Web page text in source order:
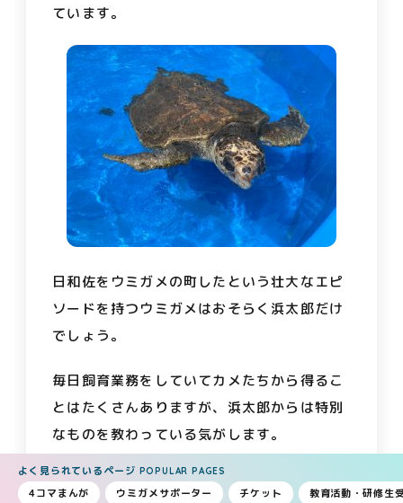
よく見られているページ POPULAR PAGES
4コマまんが ウミガメサポーター チケット 教育活動・研修生
ています。
日和佐をウミガメの町したという壮大なエピ
ソードを持つウミガメはおそらく浜太郎だけ
でしょう。
毎日飼育業務をしていてカメたちから得るこ
とはたくさんありますが、浜太郎からは特別
なものを教わっている気がします。